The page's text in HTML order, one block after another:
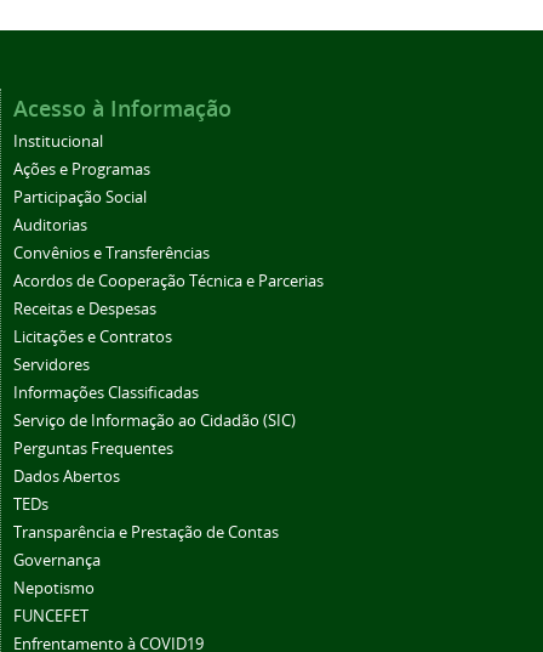
Acesso à Informação
Institucional
Ações e Programas
Participação Social
Auditorias
Convênios e Transferências
Acordos de Cooperação Técnica e Parcerias
Receitas e Despesas
Licitações e Contratos
Servidores
Informações Classificadas
Serviço de Informação ao Cidadão (SIC)
Perguntas Frequentes
Dados Abertos
TEDs
Transparência e Prestação de Contas
Governança
Nepotismo
FUNCEFET
Enfrentamento à COVID19